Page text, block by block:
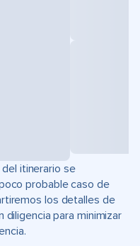
itinerario se
probable caso de
los detalles de
para minimizar